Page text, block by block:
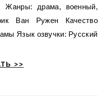
Жанры: драма, военный,
Ван Ружен Качество
Язык озвучки: Русский
>>